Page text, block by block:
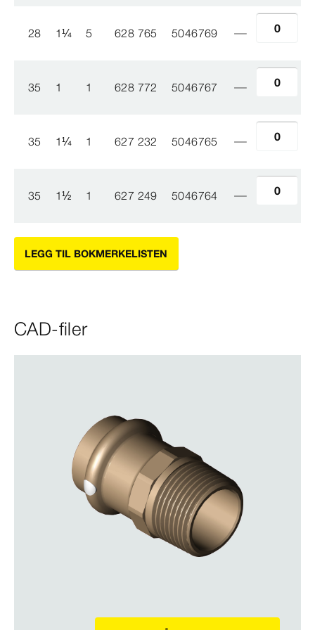
28 1¼ 5 628 765 5046769
35 1 1 628 772 5046767
35 1¼ 1 627 232 5046765
35 1½ 1 627 249 5046764
LEGG TIL BOKMERKELISTEN
CAD-filer